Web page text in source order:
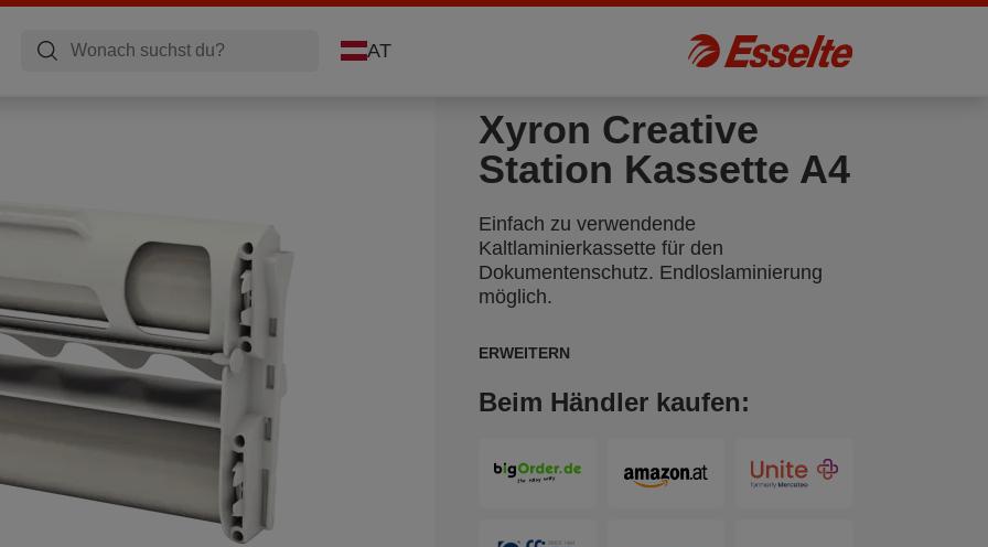
AT
Xyron Creative
Station Kassette A4
Einfach zu verwendende
Kaltlaminierkassette für den
Dokumentenschutz. Endloslaminierung
möglich.
ERWEITERN
Beim Händler kaufen: